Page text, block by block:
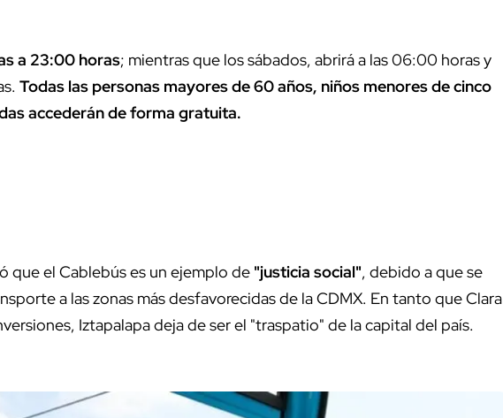
a 23:00 horas; mientras que los sábados, abrirá a las 06:00 horas y
Todas las personas mayores de 60 años, niños menores de cinco
accederán de forma gratuita.
que el Cablebús es un ejemplo de "justicia social", debido a que se
a las zonas más desfavorecidas de la CDMX. En tanto que Clara
Iztapalapa deja de ser el "traspatio" de la capital del país.